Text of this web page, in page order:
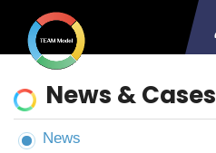
News
&
Cases
News & Cases
News